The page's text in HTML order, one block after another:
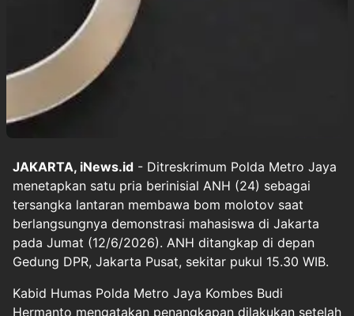
JAKARTA, iNews.id - Ditreskrimum Polda Metro Jaya
menetapkan satu pria berinisial ANH (24) sebagai
tersangka lantaran membawa bom molotov saat
berlangsungnya demonstrasi mahasiswa di Jakarta
pada Jumat (12/6/2026). ANH ditangkap di depan
Gedung DPR, Jakarta Pusat, sekitar pukul 15.30 WIB.
Kabid Humas Polda Metro Jaya Kombes Budi
Hermanto mengatakan penangkapan dilakukan setelah